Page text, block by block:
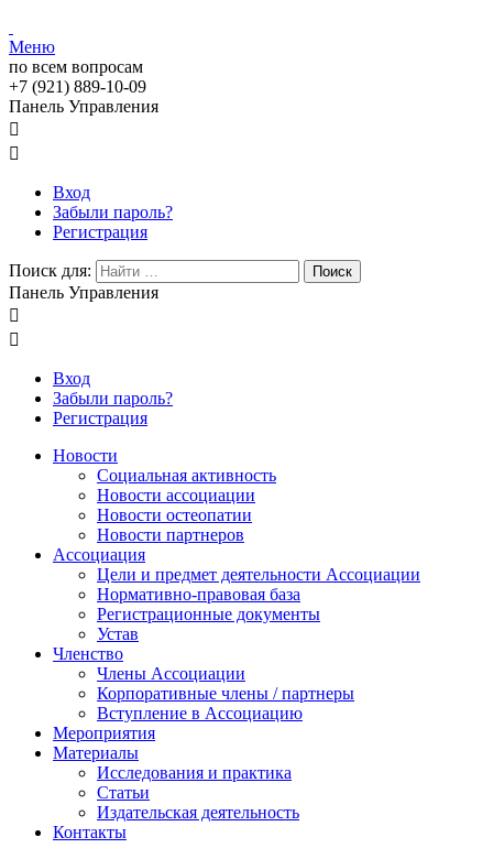
Меню
по всем вопросам
+7 (921) 889-10-09
Панель Управления


Вход
Забыли пароль?
Регистрация
Поиск для: Поиск
Панель Управления


Вход
Забыли пароль?
Регистрация
Новости
Социальная активность
Новости ассоциации
Новости остеопатии
Новости партнеров
Ассоциация
Цели и предмет деятельности Ассоциации
Нормативно-правовая база
Регистрационные документы
Устав
Членство
Члены Ассоциации
Корпоративные члены / партнеры
Вступление в Ассоциацию
Мероприятия
Материалы
Исследования и практика
Статьи
Издательская деятельность
Контакты